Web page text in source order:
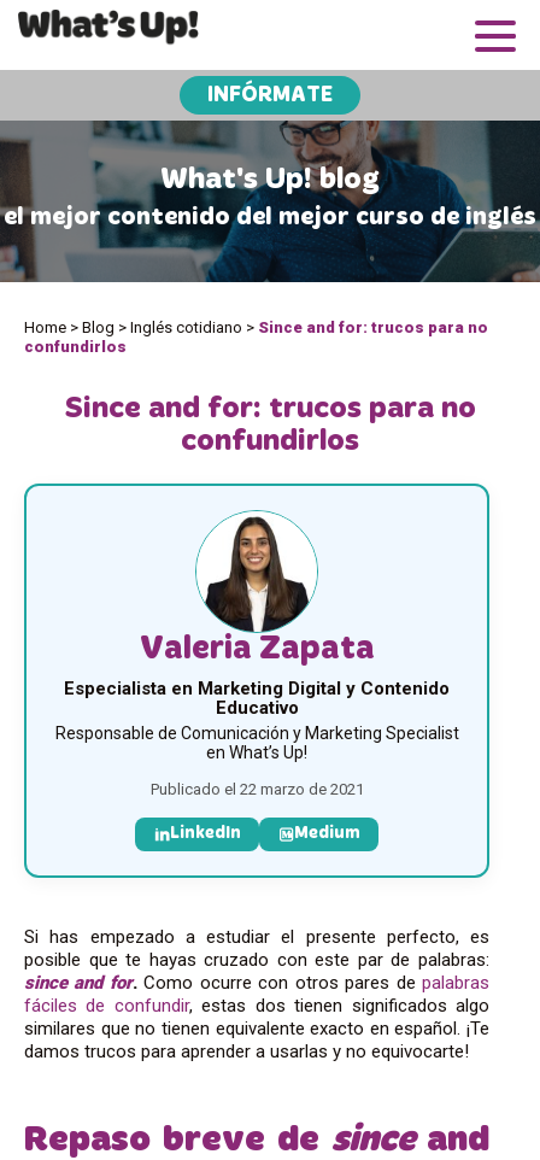
INFÓRMATE
What's Up! blog
el mejor contenido del mejor curso de inglés
Home > Blog > Inglés cotidiano > Since and for: trucos para no
confundirlos
Since and for: trucos para no
confundirlos
Valeria Zapata
Especialista en Marketing Digital y Contenido
Educativo
Responsable de Comunicación y Marketing Specialist
en What’s Up!
Publicado el 22 marzo de 2021
LinkedIn Medium
Si has empezado a estudiar el presente perfecto, es
posible que te hayas cruzado con este par de palabras:
since and for.Como ocurre con otros pares depalabras
fáciles de confundir, estas dos tienen significados algo
similares que no tienen equivalente exacto en español. ¡Te
damos trucos para aprender a usarlas y no equivocarte!
Repaso breve de sinceand